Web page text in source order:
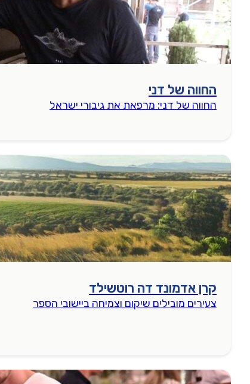
החווה של דני
החווה של דני: מרפאת את גיבורי ישראל
קרן אדמונד דה רוטשילד
צעירים מובילים שיקום וצמיחה ביישובי הספר